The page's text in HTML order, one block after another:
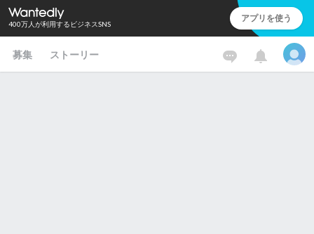
400万人が利用するビジネスSNS アプリを使う
募集 ストーリー